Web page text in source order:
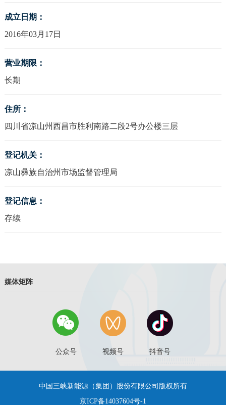
成立日期：
2016年03月17日
营业期限：
长期
住所：
四川省凉山州西昌市胜利南路二段2号办公楼三层
登记机关：
凉山彝族自治州市场监督管理局
登记信息：
存续
媒体矩阵
公众号 视频号 抖音号
中国三峡新能源（集团）股份有限公司版权所有
京ICP备14037604号-1